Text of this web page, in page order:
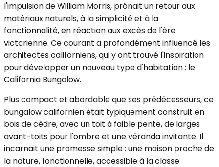
l'impulsion de William Morris, prônait un retour aux
matériaux naturels, à la simplicité et à la
fonctionnalité, en réaction aux excès de l'ère
victorienne. Ce courant a profondément influencé les
architectes californiens, qui y ont trouvé l'inspiration
pour développer un nouveau type d'habitation : le
California Bungalow.
Plus compact et abordable que ses prédécesseurs, ce
bungalow californien était typiquement construit en
bois de cèdre, avec un toit à faible pente, de larges
avant-toits pour l'ombre et une véranda invitante. Il
incarnait une promesse simple : une maison proche de
la nature, fonctionnelle, accessible à la classe